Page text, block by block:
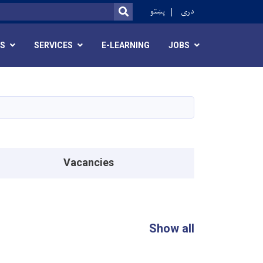
SEARCH
پښتو دری
SERVICES E-LEARNING JOBS
Vacancies
Show all